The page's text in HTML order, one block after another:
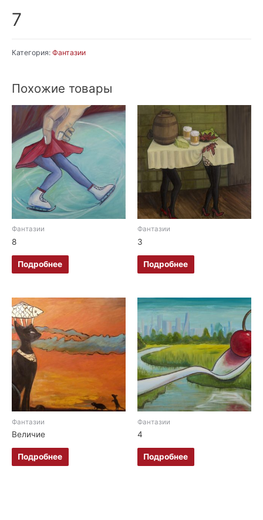
7
Категория: Фантазии
Похожие товары
Фантазии
8
Подробнее
Фантазии
3
Подробнее
Фантазии
Величие
Подробнее
Фантазии
4
Подробнее